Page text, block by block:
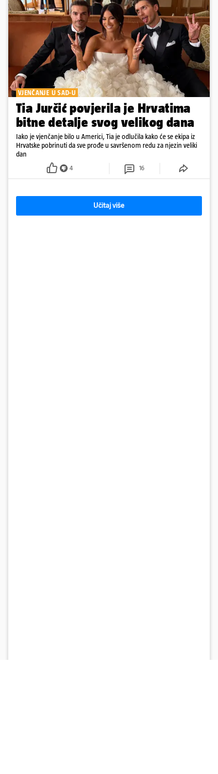
VJENČANJE U SAD-U
Tia Jurčić povjerila je Hrvatima
bitne detalje svog velikog dana
Iako je vjenčanje bilo u Americi, Tia je odlučila kako će se ekipa iz
Hrvatske pobrinuti da sve prođe u savršenom redu za njezin veliki
dan
4 16
Učitaj više